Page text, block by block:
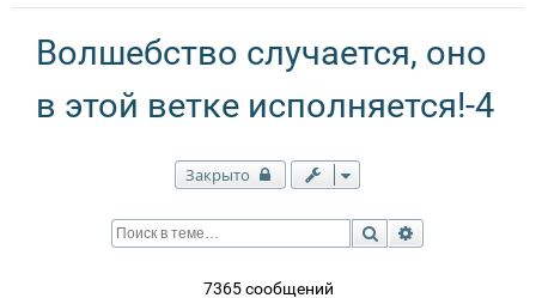
Волшебство случается, оно
в этой ветке исполняется!-4
Закрыто
Поиск
7365 сообщений